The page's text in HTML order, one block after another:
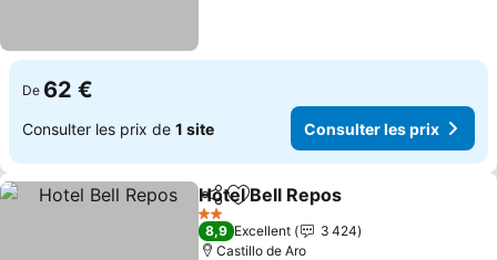
De 62 €
Consulter les prix de 1 site Consulter les prix
PartagerAjouter à mes favoris
Hotel Bell Repos
2 Étoiles
8,9 Excellent
3 424
Castillo de Aro